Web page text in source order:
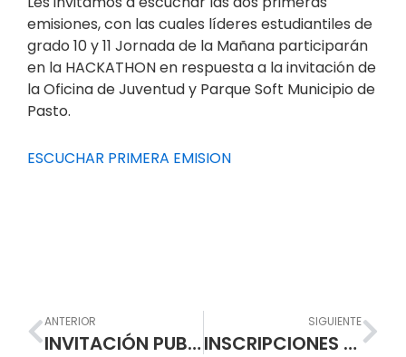
emisiones, con las cuales líderes estudiantiles de
grado 10 y 11 Jornada de la Mañana participarán
en la HACKATHON en respuesta a la invitación de
la Oficina de Juventud y Parque Soft Municipio de
Pasto.
ESCUCHAR PRIMERA EMISION
Prev
ANTERIOR
INVITACIÓN PUBLICA PARA REMODELACION PREESCOLAR ESCUELA NORMAL SUPERIOR DE PASTO
SIGUIENTE
INSCRIPCIONES GENERALES PREESCOLAR AÑO ESCOLAR 2016